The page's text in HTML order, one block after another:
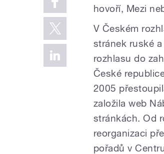
hovoří, Mezi
V Českém
stránek ruské
rozhlasu do
České
2005
založila web
stránkách. Od
reorganizaci
pořadů v